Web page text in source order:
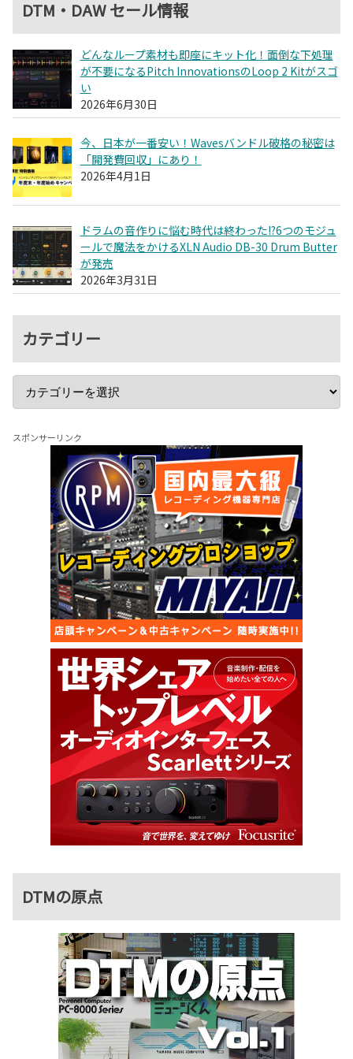
DTM・DAW セール情報
どんなループ素材も即座にキット化！面倒な下処理
が不要になるPitch InnovationsのLoop 2 Kitがスゴ
い
2026年6月30日
今、日本が一番安い！Wavesバンドル破格の秘密は
「開発費回収」にあり！
2026年4月1日
ドラムの音作りに悩む時代は終わった!?6つのモジュ
ールで魔法をかけるXLN Audio DB-30 Drum Butter
が発売
2026年3月31日
カテゴリー
スポンサーリンク
DTMの原点